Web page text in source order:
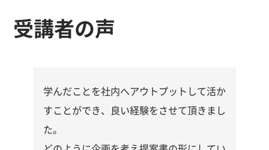
受講者の声
学んだことを社内へアウトプットして活か
すことができ、良い経験をさせて頂きまし
た。